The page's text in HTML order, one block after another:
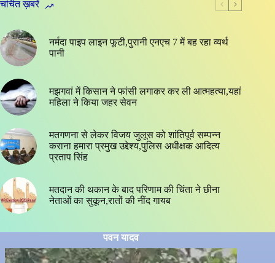
चर्चित ख़बरें
नर्मदा पाइप लाइन फूटी,पुरानी एनएच 7 में बह रहा व्यर्थ
पानी
मझगवां में किसान ने फांसी लगाकर कर ली आत्महत्या,यहां
महिला ने किया जहर सेवन
मतगणना से लेकर विजय जुलूस को शांतिपूर्व सम्पन्न
कराना हमारा प्रमुख उद्देश्य,पुलिस अधीक्षक आदित्य
प्रताप सिंह
मतदान की थकान के बाद परिणाम की चिंता ने छीना
नेताओं का सुकून,रातों की नींद गायब
पवन यादव